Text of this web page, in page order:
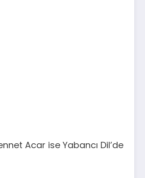
Acar ise Yabancı Dil’de